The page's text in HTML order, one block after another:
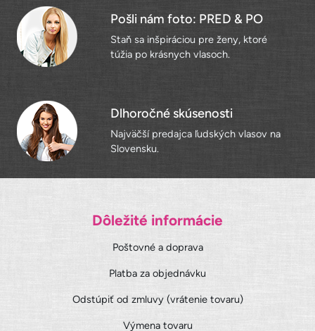
Pošli nám foto: PRED & PO
Staň sa inšpiráciou pre ženy, ktoré
túžia po krásnych vlasoch.
Dlhoročné skúsenosti
Najväčší predajca ľudských vlasov na
Slovensku.
Dôležité informácie
Poštovné a doprava
Platba za objednávku
Odstúpiť od zmluvy (vrátenie tovaru)
Výmena tovaru